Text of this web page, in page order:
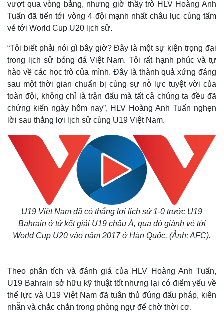
vượt qua vòng bảng, nhưng giờ thầy trò HLV Hoàng Anh
Tuấn đã tiến tới vòng 4 đội mạnh nhất châu lục cùng tấm
vé tới World Cup U20 lịch sử.
“Tôi biết phải nói gì bây giờ? Đây là một sự kiện trọng đại
trong lịch sử bóng đá Việt Nam. Tôi rất hạnh phúc và tự
hào về các học trò của mình. Đây là thành quả xứng đáng
sau một thời gian chuẩn bị cùng sự nỗ lực tuyệt vời của
toàn đội, không chỉ là trận đấu mà tất cả chúng ta đều đã
chứng kiến ngày hôm nay”, HLV Hoàng Anh Tuấn nghẹn
lời sau thắng lợi lịch sử cùng U19 Việt Nam.
U19 Việt Nam đã có thắng lợi lịch sử 1-0 trước U19
Bahrain ở tứ kết giải U19 châu Á, qua đó giành vé tới
World Cup U20 vào năm 2017 ở Hàn Quốc. (Ảnh: AFC).
Theo phân tích và đánh giá của HLV Hoàng Anh Tuấn,
U19 Bahrain sở hữu kỹ thuật tốt nhưng lại có điểm yếu về
thể lực và U19 Việt Nam đã tuân thủ đúng đấu pháp, kiên
nhẫn và chắc chắn trong phòng ngự để chờ thời cơ.